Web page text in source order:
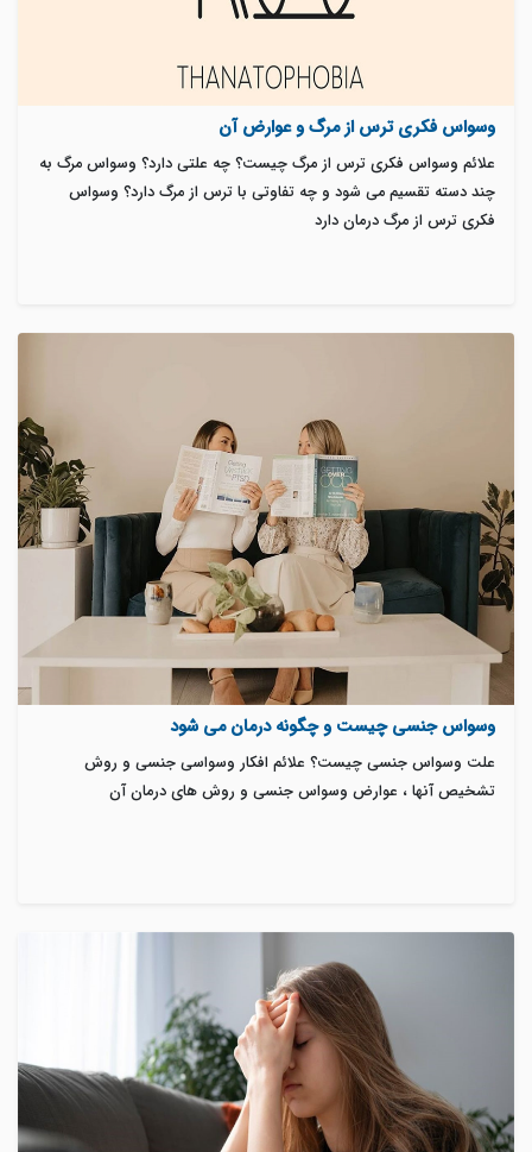
وسواس فکری ترس از مرگ و عوارض آن
علائم وسواس فکری ترس از مرگ چیست؟ چه علتی دارد؟ وسواس مرگ به
چند دسته تقسیم می شود و چه تفاوتی با ترس از مرگ دارد؟ وسواس
فکری ترس از مرگ درمان دارد
وسواس جنسی چیست و چگونه درمان می شود
علت وسواس جنسی چیست؟ علائم افکار وسواسی جنسی و روش
تشخیص آنها ، عوارض وسواس جنسی و روش های درمان آن